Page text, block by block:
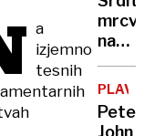
a
izjemno
tesnih
na
fronti
pred
Peter
John